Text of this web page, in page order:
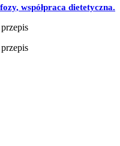
współpraca dietetyczna.